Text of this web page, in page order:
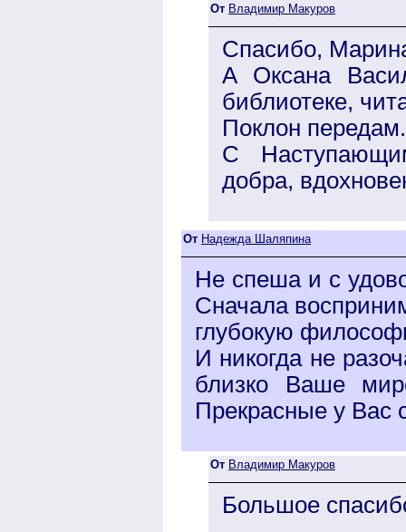
От Владимир Макуров
Спасибо,
А Оксана
библиотеке,
Поклон передам.
С
добра,
От Надежда Шаляпина
Не спеша и с
Сначала
глубокую
И никогда не
близко Ваше
Прекрасные у Вас
От Владимир Макуров
Большое